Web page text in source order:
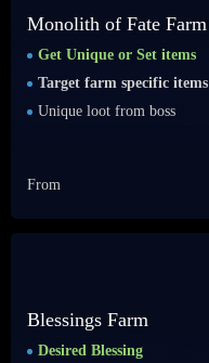
Monolith of Fate Farm
Get Unique or Set items
Target farm specific items
Unique loot from boss
From
Blessings Farm
Desired Blessing